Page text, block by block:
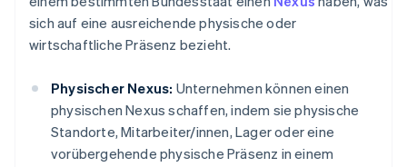
sich auf eine ausreichende physische oder
wirtschaftliche Präsenz bezieht.
Physischer Nexus: Unternehmen können einen
physischen Nexus schaffen, indem sie physische
Standorte, Mitarbeiter/innen, Lager oder eine
vorübergehende physische Präsenz in einem